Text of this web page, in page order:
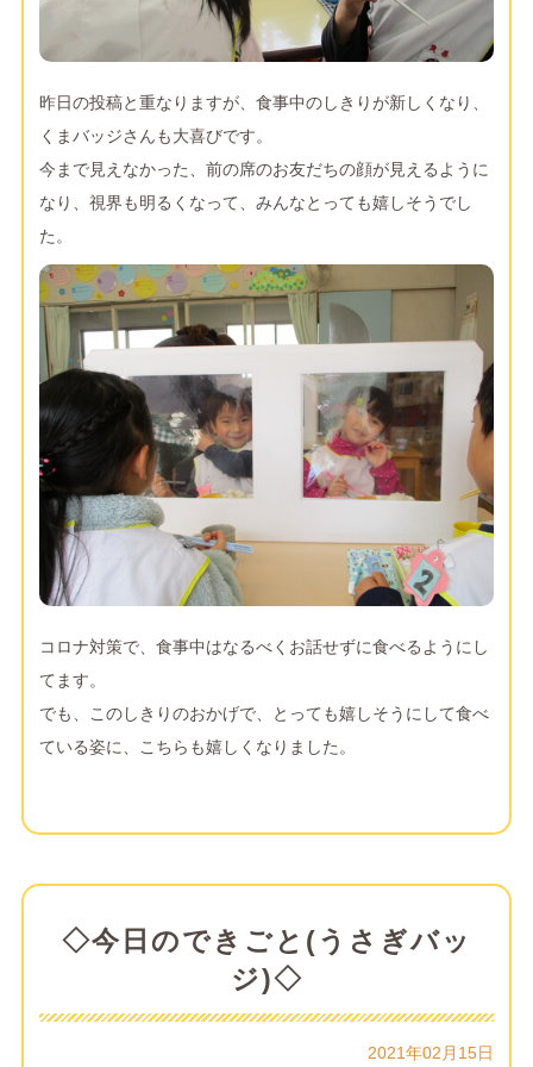
昨日の投稿と重なりますが、食事中のしきりが新しくなり、
くまバッジさんも大喜びです。
今まで見えなかった、前の席のお友だちの顔が見えるように
なり、視界も明るくなって、みんなとっても嬉しそうでし
た。
コロナ対策で、食事中はなるべくお話せずに食べるようにし
てます。
でも、このしきりのおかげで、とっても嬉しそうにして食べ
ている姿に、こちらも嬉しくなりました。
◇今日のできごと(うさぎバッ
ジ)◇
2021年02月15日